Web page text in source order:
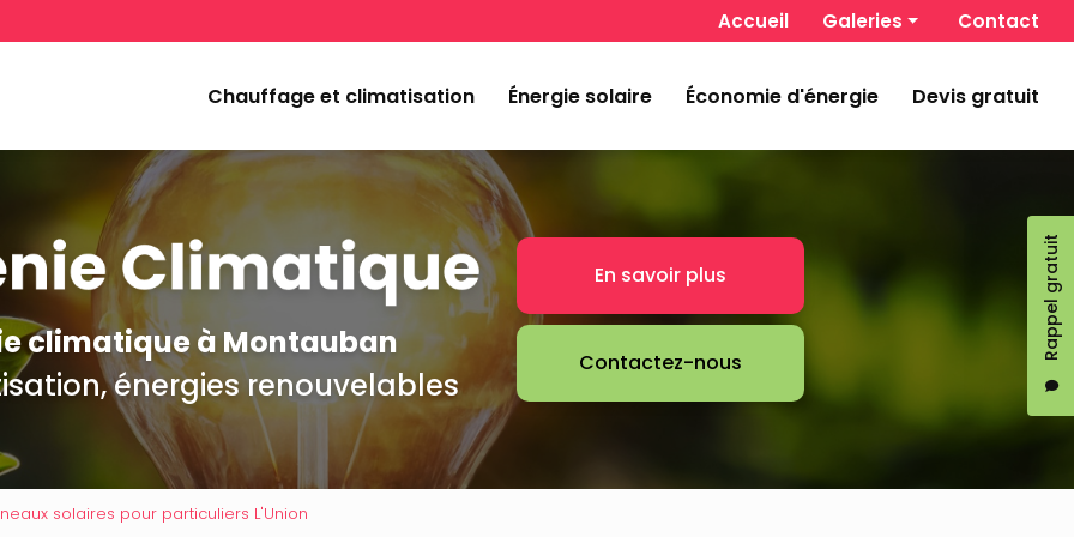
Rappel gratuit
Accueil
Galeries
Énergie solaire
Contact
Chauffage et climatisation
Énergie solaire Économie d'énergie Devis gratuit
climatique à Montauban
énergies renouvelables
En savoir plus
Contactez-nous
solaires pour particuliers L'Union